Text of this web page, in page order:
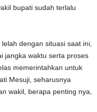
bupati sudah terlalu
dengan situasi saat ini,
jangka waktu serta proses
memerintahkan untuk
Mesuji, seharusnya
wakil, berapa penting nya,